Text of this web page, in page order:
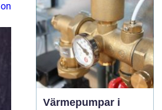
Värmepumpar i